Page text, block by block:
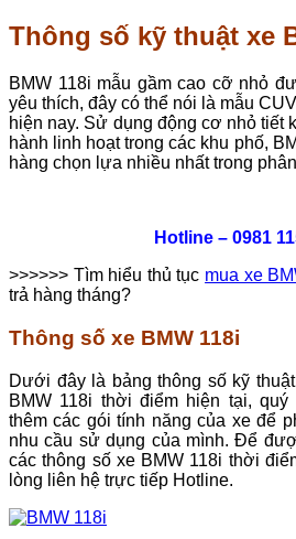
số
xe
118i
mới
nhất
Thông số kỹ thuật xe
BMW 118i mẫu gầm cao cỡ nhỏ
yêu thích, đây có thể nói là mẫu
hiện nay. Sử dụng động cơ nhỏ tiết
hành linh hoạt trong các khu phố,
hàng chọn lựa nhiều nhất trong
Hotline – 0981
>>>>>> Tìm hiểu thủ tục mua xe
trả hàng tháng?
Thông số xe BMW 118i
Dưới đây là bảng thông số kỹ
BMW 118i thời điểm hiện tại,
thêm các gói tính năng của xe để
nhu cầu sử dụng của mình. Để
các thông số xe BMW 118i thời
lòng liên hệ trực tiếp Hotline.